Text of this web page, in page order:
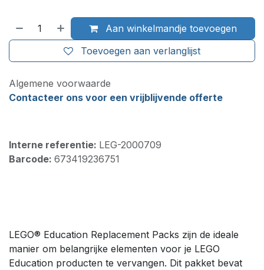
Aan winkelmandje toevoegen
Toevoegen aan verlanglijst
Algemene voorwaarde
Contacteer ons voor een vrijblijvende offerte
Interne referentie: LEG-2000709
Barcode: 673419236751
LEGO® Education Replacement Packs zijn de ideale
manier om belangrijke elementen voor je LEGO
Education producten te vervangen. Dit pakket bevat